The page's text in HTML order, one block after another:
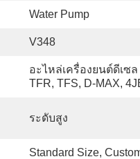
Water Pump
V348
อะไหล่เครื่องยนต์ดีเซล
TFR, TFS, D-MAX,
ระดับสูง
Standard Size,